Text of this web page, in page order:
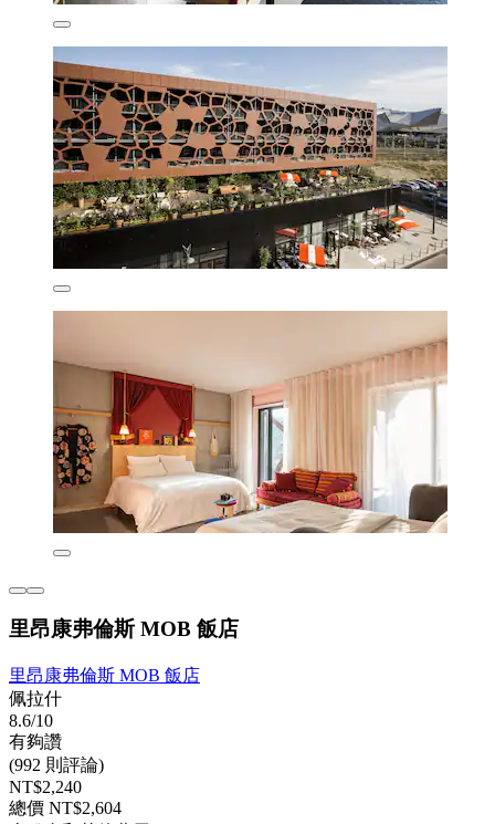
里昂康弗倫斯 MOB 飯店
里昂康弗倫斯 MOB 飯店
佩拉什
8.6/10
有夠讚
(992 則評論)
NT$2,240
總價 NT$2,604